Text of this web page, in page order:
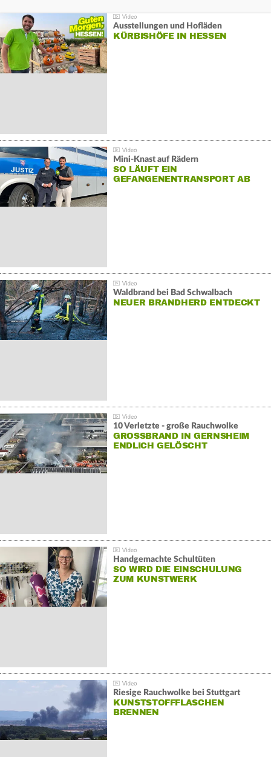
Ausstellungen und Hofläden
KÜRBISHÖFE IN HESSEN
Mini-Knast auf Rädern
SO LÄUFT EIN
GEFANGENENTRANSPORT AB
Waldbrand bei Bad Schwalbach
NEUER BRANDHERD ENTDECKT
10 Verletzte - große Rauchwolke
GROSSBRAND IN GERNSHEIM E
NDLICH GELÖSCHT
Handgemachte Schultüten
SO WIRD DIE EINSCHULUNG
ZUM KUNSTWERK
Riesige Rauchwolke bei Stuttgart
KUNSTSTOFFFLASCHEN
BRENNEN